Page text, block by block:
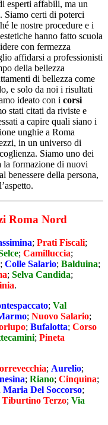
esperti affabili, ma un
Siamo certi di poterci
le nostre procedure e i
hanno fatto scuola
con fermezza
affidarsi a professionisti
della bellezza
di bellezza come
e solo da noi i risultati
ideato con i corsi
stati citati da riviste e
a capire quali siano i
unghie a Roma
in un universo di
Siamo uno dei
la formazione di nuovi
benessere della persona,
Roma Nord
; Prati Fiscali;
; Camilluccia;
; Colle Salario; Balduina;
; Selva Candida;
.
; Val
; Nuovo Salario;
; Bufalotta; Corso
; Pineta
; Aurelio;
; Riano; Cinquina;
Maria Del Soccorso;
Tiburtino Terzo; Via